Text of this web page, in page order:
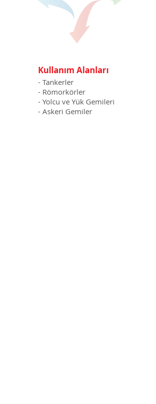
Kullanım Alanları
- Tankerler
- Römorkörler
- Yolcu ve Yük Gemileri
- Askeri Gemiler